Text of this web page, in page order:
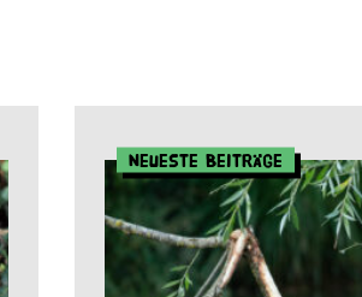
Neueste Beiträge